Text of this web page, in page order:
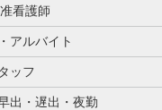
看護師
アルバイト
ッフ
出・遅出・夜勤